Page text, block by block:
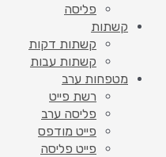
פליסה
קשתות
קשתות דקות
קשתות עבות
מטפחות ערב
רשת פייט
פליסה ערב
פייט מודפס
פייט פליסה